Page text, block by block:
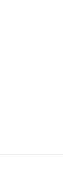
บ้าน รับจ้าง
เชื่อถือได้จ
ว่า20ปี ทีมง